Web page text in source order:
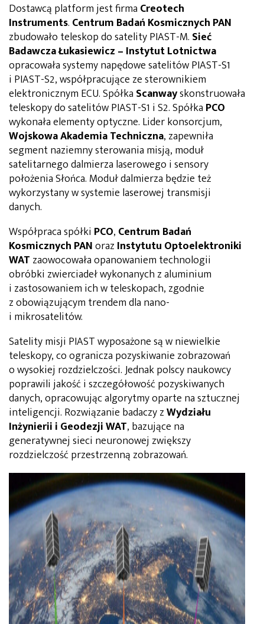
Dostawcą platform jest firma Creotech
Instruments. Centrum Badań Kosmicznych PAN
zbudowało teleskop do satelity PIAST-M. Sieć
Badawcza Łukasiewicz – Instytut Lotnictwa
opracowała systemy napędowe satelitów PIAST-S1
i PIAST-S2, współpracujące ze sterownikiem
elektronicznym ECU. Spółka Scanwayskonstruowała
teleskopy do satelitów PIAST-S1 i S2. Spółka PCO
wykonała elementy optyczne. Lider konsorcjum,
Wojskowa Akademia Techniczna, zapewniła
segment naziemny sterowania misją, moduł
satelitarnego dalmierza laserowego i sensory
położenia Słońca. Moduł dalmierza będzie też
wykorzystany w systemie laserowej transmisji
danych.
Współpraca spółki PCO, Centrum Badań
Kosmicznych PANoraz Instytutu Optoelektroniki
WAT zaowocowała opanowaniem technologii
obróbki zwierciadeł wykonanych z aluminium
i zastosowaniem ich w teleskopach, zgodnie
z obowiązującym trendem dla nano-
i mikrosatelitów.
Satelity misji PIAST wyposażone są w niewielkie
teleskopy, co ogranicza pozyskiwanie zobrazowań
o wysokiej rozdzielczości. Jednak polscy naukowcy
poprawili jakość i szczegółowość pozyskiwanych
danych, opracowując algorytmy oparte na sztucznej
inteligencji. Rozwiązanie badaczy zWydziału
Inżynierii i Geodezji WAT, bazujące na
generatywnej sieci neuronowej zwiększy
rozdzielczość przestrzenną zobrazowań.